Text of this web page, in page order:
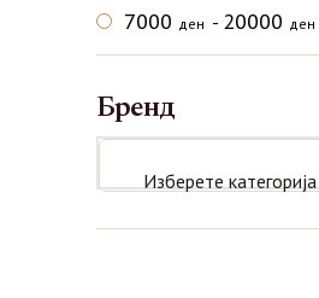
7000 ден - 20000 ден
Бренд
Изберете категорија